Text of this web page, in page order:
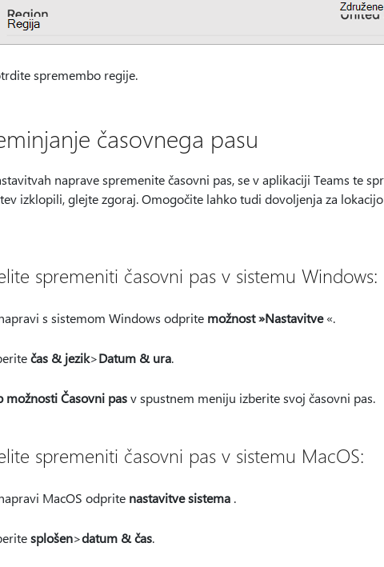
spremembo regije.
časovnega pasu
naprave spremenite časovni pas, se v aplikaciji Teams te
izklopili, glejte zgoraj. Omogočite lahko tudi dovoljenja za
spremeniti časovni pas v sistemu Windows:
s sistemom Windows odprite možnost »Nastavitve«.
čas & jezik>Datum & ura.
možnosti Časovni pasv spustnem meniju izberite svoj časovni pas.
spremeniti časovni pas v sistemu MacOS:
MacOS odprite nastavitve sistema .
splošen>datum & čas.